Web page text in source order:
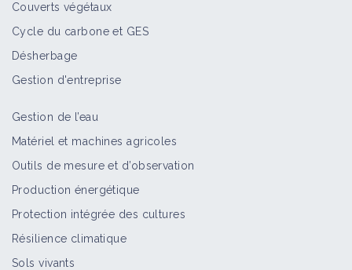
Renouées annuelles
Couverts végétaux
Cycle du carbone et GES
Désherbage
Gestion d'entreprise
Gestion de l’eau
Matériel et machines agricoles
Outils de mesure et d’observation
Production énergétique
Protection intégrée des cultures
Résilience climatique
Sols vivants